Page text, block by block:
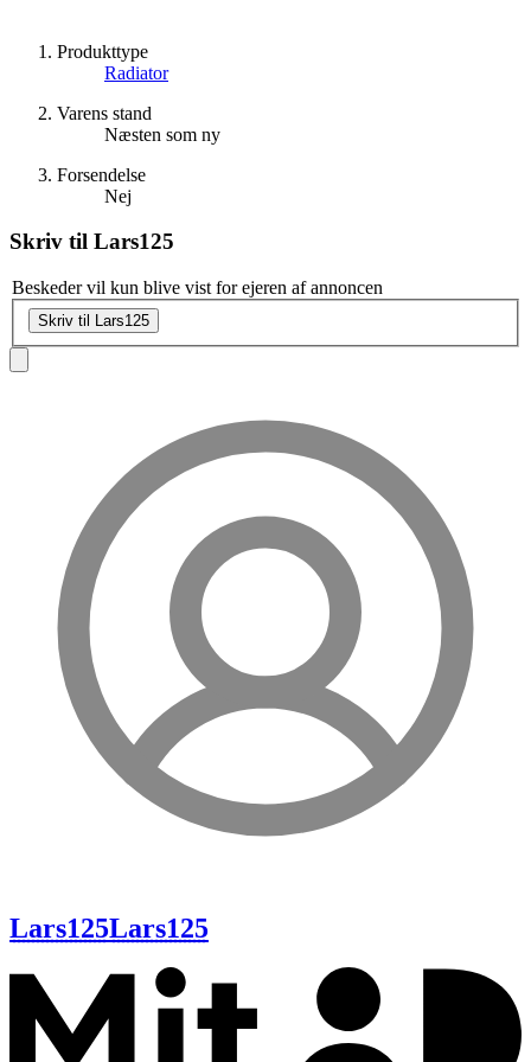
Produkttype
Radiator
Varens stand
Næsten som ny
Forsendelse
Nej
Skriv til Lars125
Beskeder vil kun blive vist for ejeren af annoncen
Skriv til Lars125
Lars125Lars125